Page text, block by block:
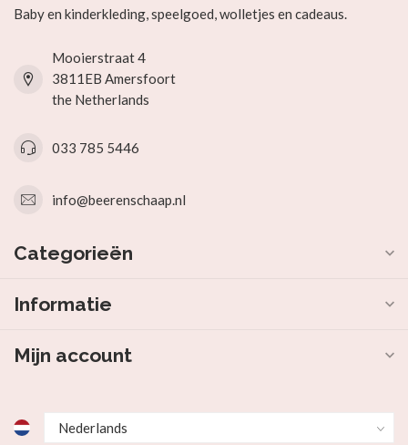
Baby en kinderkleding, speelgoed, wolletjes en cadeaus.
Mooierstraat 4
3811EB Amersfoort
the Netherlands
033 785 5446
info@beerenschaap.nl
Categorieën
Informatie
Mijn account